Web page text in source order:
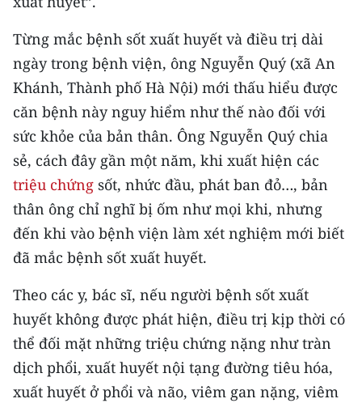
CHƯƠNG TRÌNH OCOP - MỖI XÃ
MỘT SẢN PHẨM
RADIO
MEDIA CENTER
E-Magazine
Video
Media Kinh tế
Media Văn hóa
Media Xã hội
Từng mắc bệnh sốt xuất huyết và điều trị dài
ngày trong bệnh viện, ông Nguyễn Quý (xã An
Khánh, Thành phố Hà Nội) mới thấu hiểu được
căn bệnh này nguy hiểm như thế nào đối với
sức khỏe của bản thân. Ông Nguyễn Quý chia
sẻ, cách đây gần một năm, khi xuất hiện các
triệu chứng sốt, nhức đầu, phát ban đỏ…, bản
thân ông chỉ nghĩ bị ốm như mọi khi, nhưng
đến khi vào bệnh viện làm xét nghiệm mới biết
đã mắc bệnh sốt xuất huyết.
Theo các y, bác sĩ, nếu người bệnh sốt xuất
huyết không được phát hiện, điều trị kịp thời có
thể đối mặt những triệu chứng nặng như tràn
dịch phổi, xuất huyết nội tạng đường tiêu hóa,
xuất huyết ở phổi và não, viêm gan nặng, viêm